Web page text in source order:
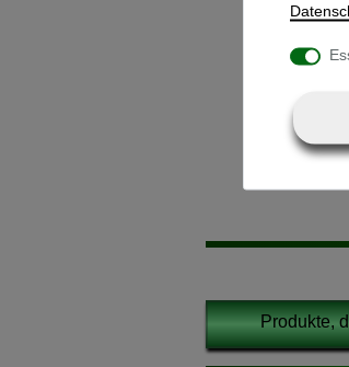
Produkte,